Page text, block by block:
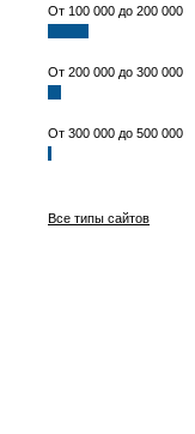
От 100 000 до 200 000
От 200 000 до 300 000
От 300 000 до 500 000
Все типы сайтов